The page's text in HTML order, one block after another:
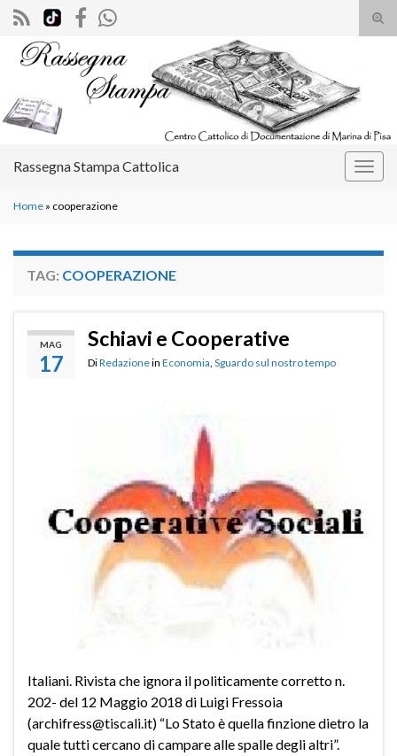
il
Search for:
Rassegna Stampa Cattolica
Home » cooperazione
TAG: COOPERAZIONE
MAG
17
Schiavi e Cooperative
DiRedazionein Economia Sguardo sul nostro tempo
Italiani. Rivista che ignora il politicamente corretto n.
202- del 12 Maggio 2018 di Luigi Fressoia
(archifress@tiscali.it) “Lo Stato è quella finzione dietro la
quale tutti cercano di campare alle spalle degli altri”.